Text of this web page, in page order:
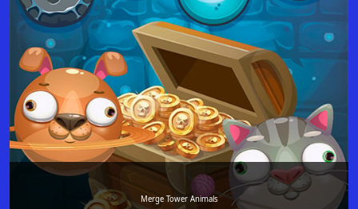
Merge Tower Animals